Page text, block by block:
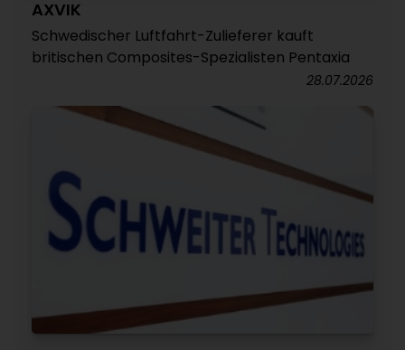
AXVIK
Schwedischer Luftfahrt-Zulieferer kauft
britischen Composites-Spezialisten Pentaxia
28.07.2026